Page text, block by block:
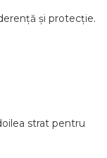
și protecție.
strat pentru